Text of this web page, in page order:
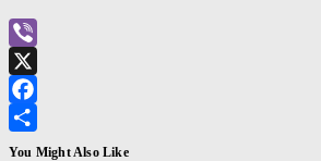
Viber
X
Facebook
Μοιραστείτε
You Might Also Like